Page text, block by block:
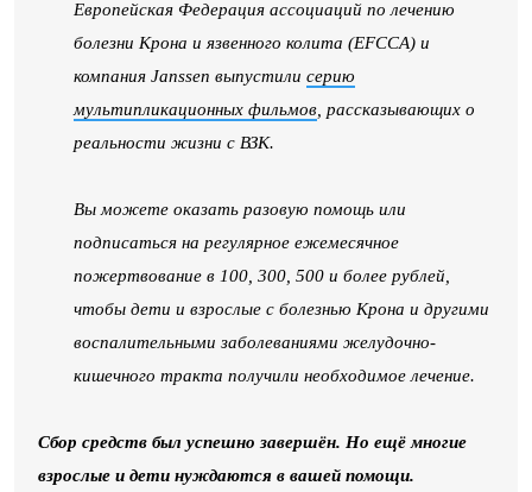
Европейская Федерация ассоциаций по лечению
болезни Крона и язвенного колита (EFCCA) и
компания Janssen выпустили серию
мультипликационных фильмов , рассказывающих о
реальности жизни с ВЗК.
Вы можете оказать разовую помощь или
подписаться на регулярное ежемесячное
пожертвование в 100, 300, 500 и более рублей,
чтобы дети и взрослые с болезнью Крона и другими
воспалительными заболеваниями желудочно-
кишечного тракта получили необходимое лечение.
Сбор средств был успешно завершён. Но ещё многие
взрослые и дети нуждаются в вашей помощи.